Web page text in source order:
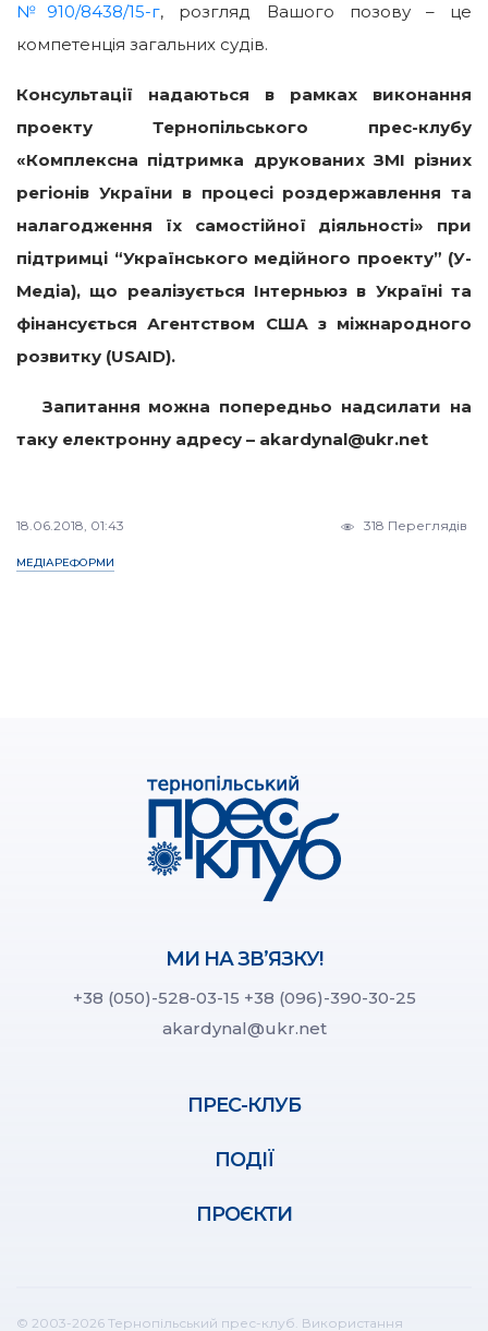
№910/8438/15-г, розгляд Вашого позову – це
компетенція загальних судів.
Консультації надаються в рамках виконання
проекту Тернопільського прес-клубу
«Комплексна підтримка друкованих ЗМІ різних
регіонів України в процесі роздержавлення та
налагодження їх самостійної діяльності» при
підтримці “Українського медійного проекту” (У-
Медіа), що реалізується Інтерньюз в Україні та
фінансується Агентством США з міжнародного
розвитку (USAID).
Запитання можна попередньо надсилати на
таку електронну адресу – akardynal@ukr.net
18.06.2018, 01:43 318 Переглядів
МЕДІАРЕФОРМИ
МИ НА ЗВ’ЯЗКУ!
+38 (050)-528-03-15 +38 (096)-390-30-25
akardynal@ukr.net
ПРЕС-КЛУБ
ПОДІЇ
ПРОЄКТИ
© 2003-2026 Тернопільський прес-клуб. Використання